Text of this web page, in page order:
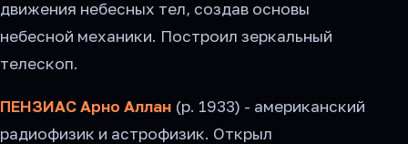
движения небесных тел, создав основы
небесной механики. Построил зеркальный
телескоп.
ПЕНЗИАС Арно Аллан (р. 1933) - американский
радиофизик и астрофизик. Открыл